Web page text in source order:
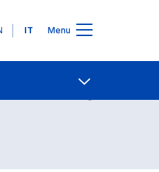
IT Menu
Contatti